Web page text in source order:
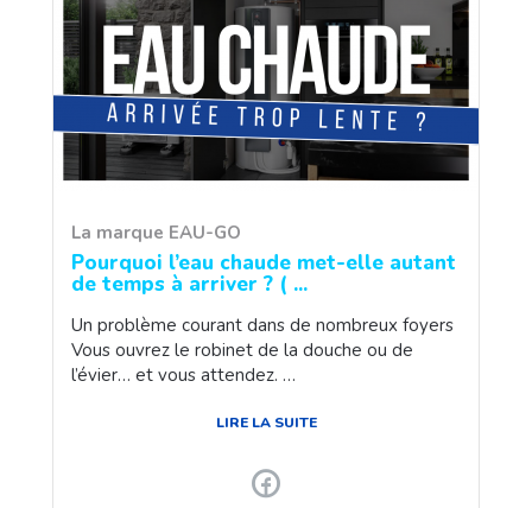
La marque EAU-GO
Pourquoi l’eau chaude met-elle autant
de temps à arriver ? ( ...
Un problème courant dans de nombreux foyers
Vous ouvrez le robinet de la douche ou de
l’évier… et vous attendez. …
LIRE LA SUITE